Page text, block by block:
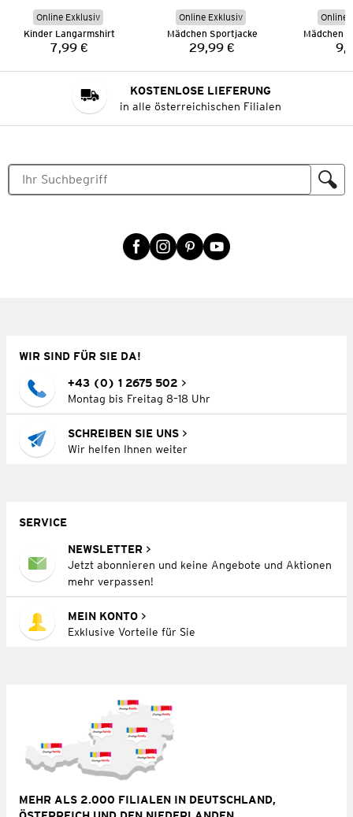
Online Exklusiv
Kinder Langarmshirt
Preis:
7,99 €
Online Exklusiv
Mädchen Sportjacke
Preis:
29,99 €
Online
Mädchen
KOSTENLOSE LIEFERUNG
in alle österreichischen Filialen
WIR SIND FÜR SIE DA!
+43 (0) 1 2675 502
Montag bis Freitag 8–18 Uhr
SCHREIBEN SIE UNS
Wir helfen Ihnen weiter
SERVICE
NEWSLETTER
Jetzt abonnieren und keine Angebote und Aktionen
mehr verpassen!
MEIN KONTO
Exklusive Vorteile für Sie
MEHR ALS 2.000 FILIALEN IN DEUTSCHLAND,